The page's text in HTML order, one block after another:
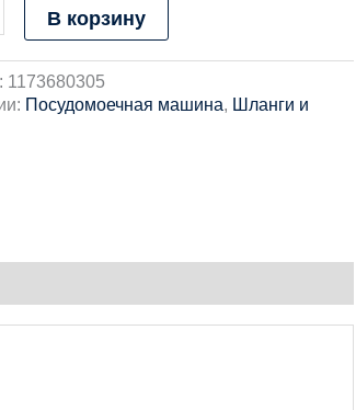
В корзину
1173680305
Посудомоечная машина, Шланги и